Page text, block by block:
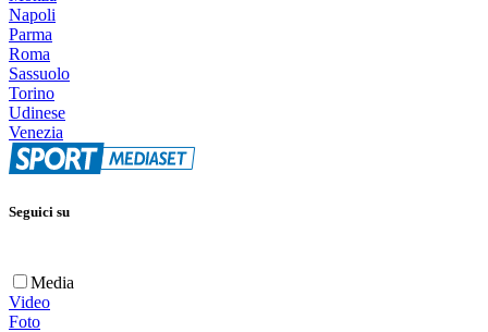
Napoli
Parma
Roma
Sassuolo
Torino
Udinese
Venezia
Seguici su
Media
Video
Foto